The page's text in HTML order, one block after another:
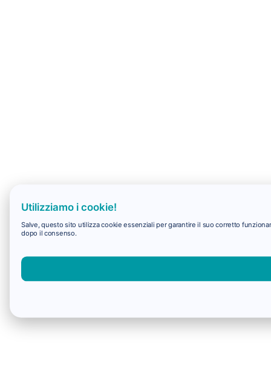
Utilizziamo i cookie!
Salve, questo sito utilizza cookie essenziali per garantire il suo corretto
dopo il consenso.